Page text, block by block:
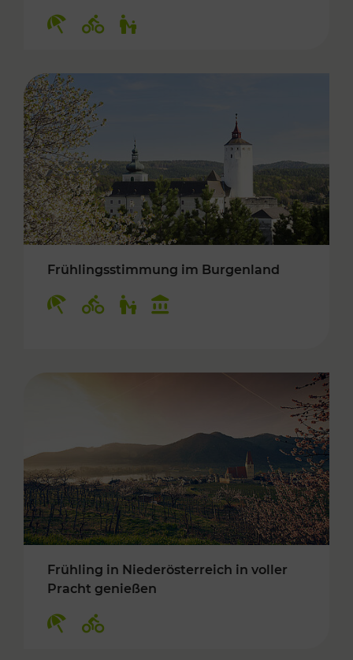
Frühlingsstimmung im Burgenland
Frühling in Niederösterreich in voller
Pracht genießen